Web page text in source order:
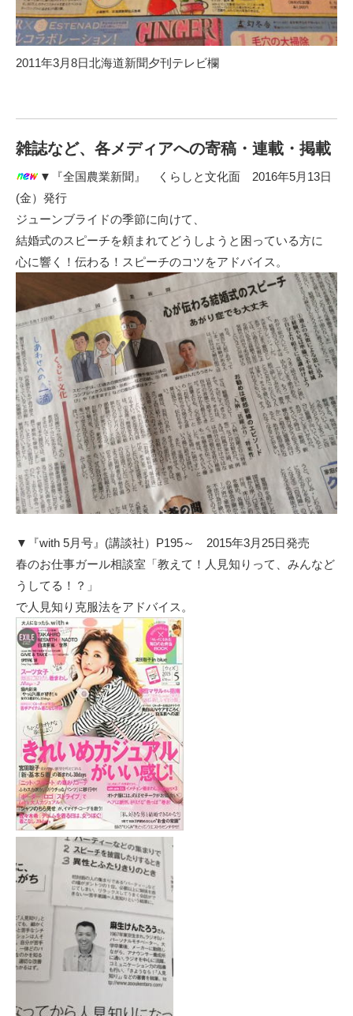
2011年3月8日北海道新聞夕刊テレビ欄
雑誌など、各メディアへの寄稿・連載・掲載
▼『全国農業新聞』 くらしと文化面 2016年5月13日
(金）発行
ジューンブライドの季節に向けて、
結婚式のスピーチを頼まれてどうしようと困っている方に
心に響く！伝わる！スピーチのコツをアドバイス。
▼ 『with 5月号』(講談社）P195～
2015年3月25日発売
春のお仕事ガール相談室「教えて！人見知りって、みんなど
うしてる！？」
で人見知り克服法をアドバイス。